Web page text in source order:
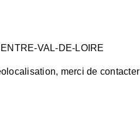
VAL-DE-LOIRE
merci de contacter